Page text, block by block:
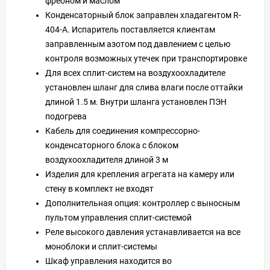
Конденсаторный блок заправлен хладагентом R-
404-А. Испаритель поставляется клиентам
заправленным азотом под давлением с целью
контроля возможных утечек при транспортировке
Для всех сплит-систем на воздухоохладителе
установлен шланг для слива влаги после оттайки
длиной 1.5 м. Внутри шланга установлен ПЭН
подогрева
Кабель для соединения компрессорно-
конденсаторного блока с блоком
воздухоохладителя длиной 3 м
Изделия для крепления агрегата на камеру или
стену в комплект не входят
Дополнительная опция: контроллер с выносным
пультом управления сплит-системой
Реле высокого давления устанавливается на все
моноблоки и сплит-системы
Шкаф управления находится во